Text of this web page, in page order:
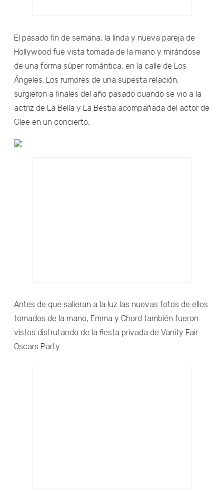
El pasado fin de semana, la linda y nueva pareja de
Hollywood fue vista tomada de la mano y mirándose
de una forma súper romántica, en la calle de Los
Ángeles. Los rumores de una supesta relación,
surgieron a finales del año pasado cuando se vio a la
actriz de La Bella y La Bestia acompañada del actor de
Glee en un concierto.
Antes de que salieran a la luz las nuevas fotos de ellos
tomados de la mano, Emma y Chord también fueron
vistos disfrutando de la fiesta privada de Vanity Fair
Oscars Party.